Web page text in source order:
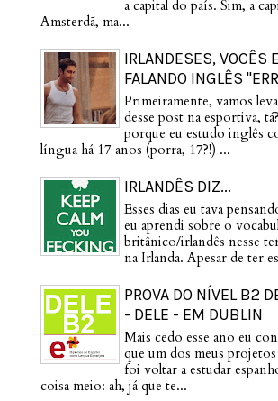
a capital do país. Sim, a
Amsterdã, ma...
IRLANDESES, VOCÊS
FALANDO INGLÊS
Primeiramente, vamos
desse post na esportiva,
porque eu estudo inglês
língua há 17 anos (porra, 17?!) ...
IRLANDÊS DIZ...
Esses dias eu tava
eu aprendi sobre o
britânico/irlandês nesse
na Irlanda. Apesar de ter
PROVA DO NÍVEL B2
- DELE - EM DUBLIN
Mais cedo esse ano eu
que um dos meus
foi voltar a estudar
coisa meio: ah, já que te...